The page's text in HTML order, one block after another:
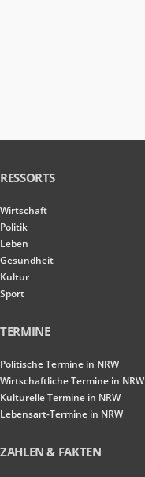
RESSORTS
Wirtschaft
Politik
Leben
Gesundheit
Kultur
Sport
TERMINE
Politische Termine in NRW
Wirtschaftliche Termine in NRW
Kulturelle Termine in NRW
Lebensart-Termine in NRW
ZAHLEN & FAKTEN